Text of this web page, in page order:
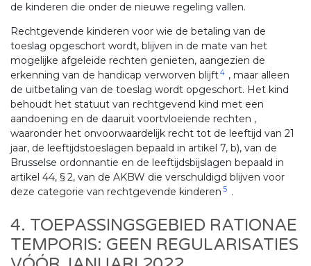
de kinderen die onder de nieuwe regeling vallen.
Rechtgevende kinderen voor wie de betaling van de
toeslag opgeschort wordt, blijven in de mate van het
mogelijke afgeleide rechten genieten, aangezien de
erkenning van de handicap verworven blijft4 , maar alleen
de uitbetaling van de toeslag wordt opgeschort. Het kind
behoudt het statuut van rechtgevend kind met een
aandoening en de daaruit voortvloeiende rechten ,
waaronder het onvoorwaardelijk recht tot de leeftijd van 21
jaar, de leeftijdstoeslagen bepaald in artikel 7, b), van de
Brusselse ordonnantie en de leeftijdsbijslagen bepaald in
artikel 44, § 2, van de AKBW die verschuldigd blijven voor
deze categorie van rechtgevende kinderen 5 .
4. TOEPASSINGSGEBIED RATIONAE
TEMPORIS: GEEN REGULARISATIES